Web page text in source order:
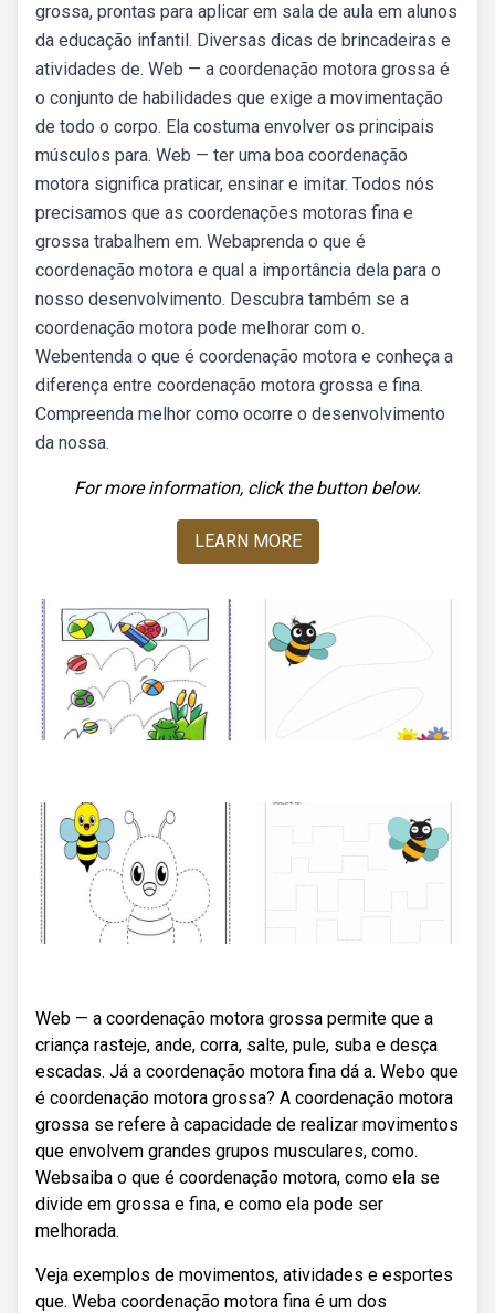
grossa, prontas para aplicar em sala de aula em alunos
da educação infantil. Diversas dicas de brincadeiras e
atividades de. Web — a coordenação motora grossa é
o conjunto de habilidades que exige a movimentação
de todo o corpo. Ela costuma envolver os principais
músculos para. Web — ter uma boa coordenação
motora significa praticar, ensinar e imitar. Todos nós
precisamos que as coordenações motoras fina e
grossa trabalhem em. Webaprenda o que é
coordenação motora e qual a importância dela para o
nosso desenvolvimento. Descubra também se a
coordenação motora pode melhorar com o.
Webentenda o que é coordenação motora e conheça a
diferença entre coordenação motora grossa e fina.
Compreenda melhor como ocorre o desenvolvimento
da nossa.
For more information, click the button below.
LEARN MORE
Web — a coordenação motora grossa permite que a
criança rasteje, ande, corra, salte, pule, suba e desça
escadas. Já a coordenação motora fina dá a. Webo que
é coordenação motora grossa? A coordenação motora
grossa se refere à capacidade de realizar movimentos
que envolvem grandes grupos musculares, como.
Websaiba o que é coordenação motora, como ela se
divide em grossa e fina, e como ela pode ser
melhorada.
Veja exemplos de movimentos, atividades e esportes
que. Weba coordenação motora fina é um dos